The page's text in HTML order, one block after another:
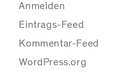
Anmelden
Eintrags-Feed
Kommentar-Feed
WordPress.org